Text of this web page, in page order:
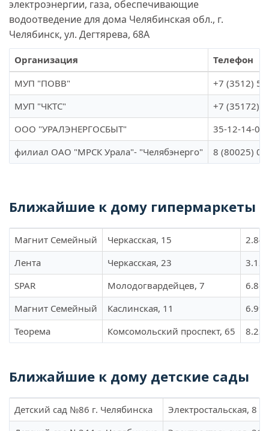
электроэнергии, газа, обеспечивающие
водоотведение для дома Челябинская обл., г.
Челябинск, ул. Дегтярева, 68А
Организация
Телефон
МУП "ПОВВ"
+7 (3512)
МУП "ЧКТС"
+7 (35172)
ООО "УРАЛЭНЕРГОСБЫТ"
35-12-14-
филиал ОАО "МРСК Урала"- "Челябэнерго"
8 (80025)
Ближайшие к дому гипермаркеты
Магнит Семейный Черкасская, 15
2.84
Лента
Черкасская, 23
3.12
SPAR
Молодогвардейцев, 7
6.86
Магнит Семейный
Каслинская, 11
6.99
Теорема
Комсомольский проспект, 65 8.23
Ближайшие к дому детские сады
Детский сад №86 г. Челябинска
Электростальская, 8